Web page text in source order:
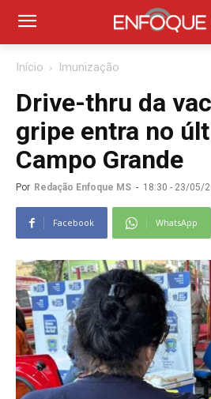
Início Imunização
Drive-thru da
gripe entra no
Campo Grande
Por Redação Enfoque MS - 18:30 - 23/05/
Facebook WhatsApp